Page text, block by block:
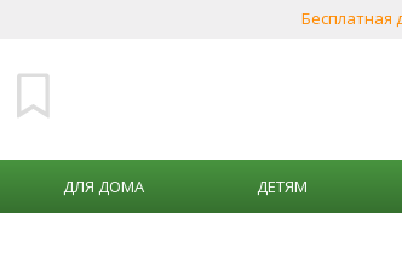
Бесплатная
ДЛЯ ДОМА ДЕТЯМ